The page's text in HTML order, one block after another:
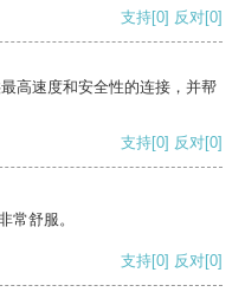
支持[0] 反对[0]
高速度和安全性的连接，并帮
支持[0] 反对[0]
常舒服。
支持[0] 反对[0]